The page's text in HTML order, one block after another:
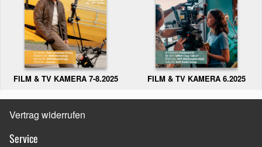
FILM & TV KAMERA 7-8.2025 FILM & TV KAMERA 6.2025
Vertrag widerrufen
Service